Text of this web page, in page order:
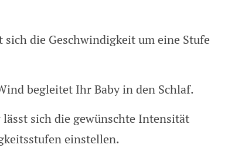
sich die Geschwindigkeit um eine Stufe
begleitet Ihr Baby in den Schlaf.
sich die gewünschte Intensität
einstellen.